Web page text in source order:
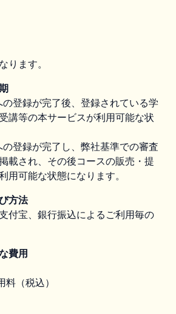
ります。
登録が完了後、登録されている学
講等の本サービスが利用可能な状
登録が完了し、弊社基準での審査
載され、その後コースの販売・提
用可能な状態になります。
方法
付宝、銀行振込によるご利用毎の
費用
（税込）